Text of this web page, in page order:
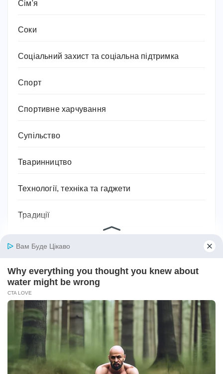
Сім'я
Соки
Соціальний захист та соціальна підтримка
Спорт
Спортивне харчування
Супільство
Тваринництво
Технології, техніка та гаджети
Традиції
Трудове законодавство
Фільми
Фінанси
Фундаментальні науки